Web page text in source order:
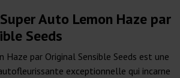
Auto Lemon Haze par
Seeds
Haze par Original Sensible Seeds est une
exceptionnelle qui incarne